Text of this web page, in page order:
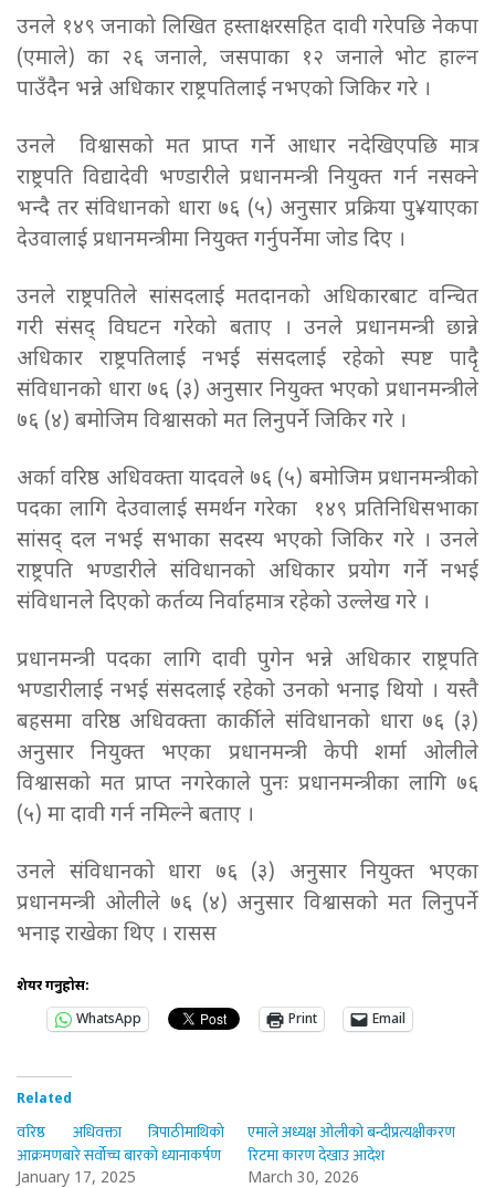
उनले १४९ जनाको लिखित हस्ताक्षरसहित दावी गरेपछि नेकपा
(एमाले) का २६ जनाले, जसपाका १२ जनाले भोट हाल्न
पाउँदैन भन्ने अधिकार राष्ट्रपतिलाई नभएको जिकिर गरे ।
उनले विश्वासको मत प्राप्त गर्ने आधार नदेखिएपछि मात्र
राष्ट्रपति विद्यादेवी भण्डारीले प्रधानमन्त्री नियुक्त गर्न नसक्ने
भन्दै तर संविधानको धारा ७६ (५) अनुसार प्रक्रिया पु¥याएका
देउवालाई प्रधानमन्त्रीमा नियुक्त गर्नुपर्नेमा जोड दिए ।
उनले राष्ट्रपतिले सांसदलाई मतदानको अधिकारबाट वन्चित
गरी संसद् विघटन गरेको बताए । उनले प्रधानमन्त्री छान्ने
अधिकार राष्ट्रपतिलाई नभई संसदलाई रहेको स्पष्ट पादैृ
संविधानको धारा ७६ (३) अनुसार नियुक्त भएको प्रधानमन्त्रीले
७६ (४) बमोजिम विश्वासको मत लिनुपर्ने जिकिर गरे ।
अर्का वरिष्ठ अधिवक्ता यादवले ७६ (५) बमोजिम प्रधानमन्त्रीको
पदका लागि देउवालाई समर्थन गरेका १४९ प्रतिनिधिसभाका
सांसद् दल नभई सभाका सदस्य भएको जिकिर गरे । उनले
राष्ट्रपति भण्डारीले संविधानको अधिकार प्रयोग गर्ने नभई
संविधानले दिएको कर्तव्य निर्वाहमात्र रहेको उल्लेख गरे ।
प्रधानमन्त्री पदका लागि दावी पुगेन भन्ने अधिकार राष्ट्रपति
भण्डारीलाई नभई संसदलाई रहेको उनको भनाइ थियो । यस्तै
बहसमा वरिष्ठ अधिवक्ता कार्कीले संविधानको धारा ७६ (३)
अनुसार नियुक्त भएका प्रधानमन्त्री केपी शर्मा ओलीले
विश्वासको मत प्राप्त नगरेकाले पुनः प्रधानमन्त्रीका लागि ७६
(५) मा दावी गर्न नमिल्ने बताए ।
उनले संविधानको धारा ७६ (३) अनुसार नियुक्त भएका
प्रधानमन्त्री ओलीले ७६ (४) अनुसार विश्वासको मत लिनुपर्ने
भनाइ राखेका थिए । रासस
शेयर गर्नुहोस:
WhatsApp
Print Email
Related
वरिष्ठ अधिवक्ता त्रिपाठीमाथिको
आक्रमणबारे सर्वोच्च बारको ध्यानाकर्षण
January 17, 2025
एमाले अध्यक्ष ओलीको बन्दीप्रत्यक्षीकरण
रिटमा कारण देखाउ आदेश
March 30, 2026